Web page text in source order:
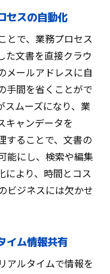
セスの自動化
とで、業務プロセス
た文書を直接クラウ
メールアドレスに自
手間を省くことがで
スムーズになり、業
キャンデータを
することで、文書の
能にし、検索や編集
により、時間とコス
ビジネスには欠かせ
イム情報共有
アルタイムで情報を